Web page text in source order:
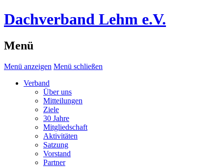
Dachverband Lehm e.V.
Menü
Menü anzeigen Menü schließen
Verband
Über uns
Mitteilungen
Ziele
30 Jahre
Mitgliedschaft
Aktivitäten
Satzung
Vorstand
Partner